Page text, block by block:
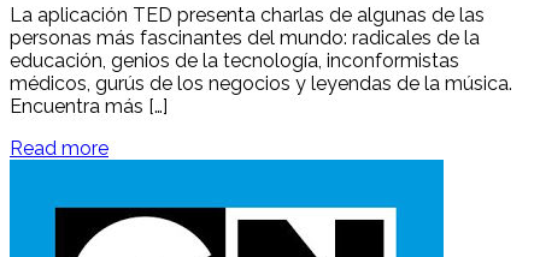
La aplicación TED presenta charlas de algunas de las
personas más fascinantes del mundo: radicales de la
educación, genios de la tecnología, inconformistas
médicos, gurús de los negocios y leyendas de la música.
Encuentra más […]
Read more